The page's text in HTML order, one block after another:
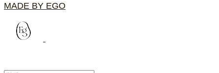
MADE BY EGO